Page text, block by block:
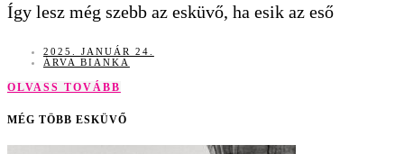
Így lesz még szebb az esküvő, ha esik az eső
2025. JANUÁR 24.
ÁRVA BIANKA
OLVASS TOVÁBB
MÉG TÖBB ESKÜVŐ